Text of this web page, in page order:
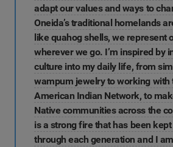
adapt our values and ways to
Oneida’s traditional homelands
like quahog shells, we represent
wherever we go. I’m inspired by
culture into my daily life, from
wampum jewelry to working with
American Indian Network, to
Native communities across the
is a strong fire that has been
through each generation and I